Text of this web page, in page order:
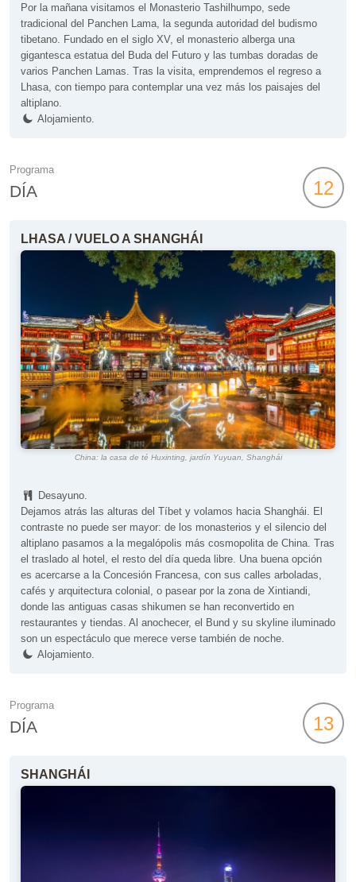
Por la mañana visitamos el Monasterio Tashilhumpo, sede
tradicional del Panchen Lama, la segunda autoridad del budismo
tibetano. Fundado en el siglo XV, el monasterio alberga una
gigantesca estatua del Buda del Futuro y las tumbas doradas de
varios Panchen Lamas. Tras la visita, emprendemos el regreso a
Lhasa, con tiempo para contemplar una vez más los paisajes del
altiplano.
Alojamiento.
Programa
DÍA 12
LHASA / VUELO A SHANGHÁI
China: la casa de té Huxinting, jardín Yuyuan, Shanghái
Desayuno.
Dejamos atrás las alturas del Tíbet y volamos hacia Shanghái. El
contraste no puede ser mayor: de los monasterios y el silencio del
altiplano pasamos a la megalópolis más cosmopolita de China. Tras
el traslado al hotel, el resto del día queda libre. Una buena opción
es acercarse a la Concesión Francesa, con sus calles arboladas,
cafés y arquitectura colonial, o pasear por la zona de Xintiandi,
donde las antiguas casas shikumen se han reconvertido en
restaurantes y tiendas. Al anochecer, el Bund y su skyline iluminado
son un espectáculo que merece verse también de noche.
Alojamiento.
Programa
DÍA 13
SHANGHÁI